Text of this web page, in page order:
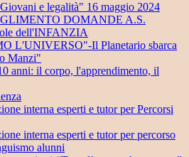
e legalità" 16 maggio 2024
DOMANDE A.S.
dell'INFANZIA
L'UNIVERSO"-Il Planetario sbarca
Manzi"
anni: il corpo, l'apprendimento, il
interna esperti e tutor per Percorsi
interna esperti e tutor per percorso
alunni